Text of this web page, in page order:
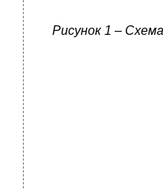
Рисунок 1 –